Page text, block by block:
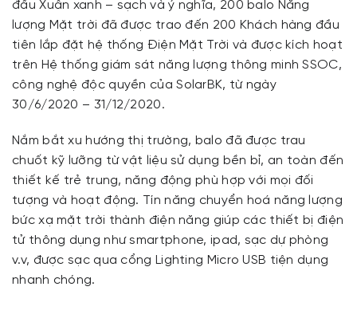
đầu Xuân xanh – sạch và ý nghĩa, 200 balo Năng
lượng Mặt trời đã được trao đến 200 Khách hàng đầu
tiên lắp đặt hệ thống Điện Mặt Trời và được kích hoạt
trên Hệ thống giám sát năng lượng thông minh SSOC,
công nghệ độc quyền của SolarBK, từ ngày
30/6/2020 – 31/12/2020.
Nắm bắt xu hướng thị trường, balo đã được trau
chuốt kỹ lưỡng từ vật liệu sử dụng bền bỉ, an toàn đến
thiết kế trẻ trung, năng động phù hợp với mọi đối
tượng và hoạt động. Tín năng chuyển hoá năng lượng
bức xạ mặt trời thành điện năng giúp các thiết bị điện
tử thông dụng như smartphone, ipad, sạc dự phòng
v.v, được sạc qua cổng Lighting Micro USB tiện dụng
nhanh chóng.